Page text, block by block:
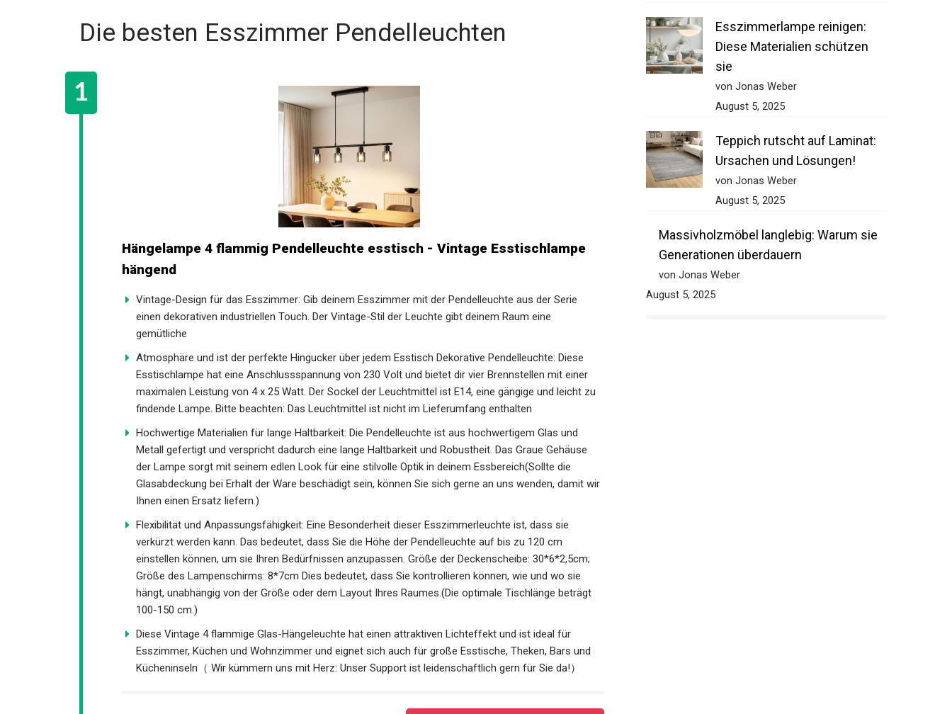
Die besten Esszimmer Pendelleuchten
Hängelampe 4 flammig Pendelleuchte esstisch - Vintage Esstischlampe
hängend
Vintage-Design für das Esszimmer: Gib deinem Esszimmer mit der Pendelleuchte aus der Serie
einen dekorativen industriellen Touch. Der Vintage-Stil der Leuchte gibt deinem Raum eine
gemütliche
Atmosphäre und ist der perfekte Hingucker über jedem Esstisch Dekorative Pendelleuchte: Diese
Esstischlampe hat eine Anschlussspannung von 230 Volt und bietet dir vier Brennstellen mit einer
maximalen Leistung von 4 x 25 Watt. Der Sockel der Leuchtmittel ist E14, eine gängige und leicht zu
findende Lampe. Bitte beachten: Das Leuchtmittel ist nicht im Lieferumfang enthalten
Hochwertige Materialien für lange Haltbarkeit: Die Pendelleuchte ist aus hochwertigem Glas und
Metall gefertigt und verspricht dadurch eine lange Haltbarkeit und Robustheit. Das Graue Gehäuse
der Lampe sorgt mit seinem edlen Look für eine stilvolle Optik in deinem Essbereich(Sollte die
Glasabdeckung bei Erhalt der Ware beschädigt sein, können Sie sich gerne an uns wenden, damit wir
Ihnen einen Ersatz liefern.)
Flexibilität und Anpassungsfähigkeit: Eine Besonderheit dieser Esszimmerleuchte ist, dass sie
verkürzt werden kann. Das bedeutet, dass Sie die Höhe der Pendelleuchte auf bis zu 120 cm
einstellen können, um sie Ihren Bedürfnissen anzupassen. Größe der Deckenscheibe: 30*6*2,5cm;
Größe des Lampenschirms: 8*7cm Dies bedeutet, dass Sie kontrollieren können, wie und wo sie
hängt, unabhängig von der Größe oder dem Layout Ihres Raumes.(Die optimale Tischlänge beträgt
100-150 cm.)
Diese Vintage 4 flammige Glas-Hängeleuchte hat einen attraktiven Lichteffekt und ist ideal für
Esszimmer, Küchen und Wohnzimmer und eignet sich auch für große Esstische, Theken, Bars und
Kücheninseln（ Wir kümmern uns mit Herz: Unser Support ist leidenschaftlich gern für Sie da!）
Esszimmerlampe reinigen:
Diese Materialien schützen
sie
von Jonas Weber
August 5, 2025
Teppich rutscht auf Laminat:
Ursachen und Lösungen!
von Jonas Weber
August 5, 2025
Massivholzmöbel langlebig: Warum sie
Generationen überdauern
von Jonas Weber
August 5, 2025